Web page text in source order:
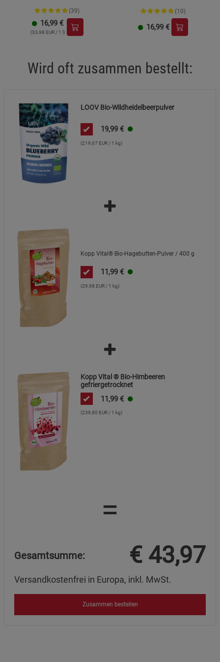
(39)
16,99 €
(33,98 EUR / 1 l)
(10)
16,99 €
Wird oft zusammen bestellt:
LOOV Bio-Wildheidelbeerpulver
19,99 €
(219,67 EUR / 1 kg)
Kopp Vital® Bio-Hagebutten-Pulver / 400 g
11,99 €
(29,98 EUR / 1 kg)
Kopp Vital ® Bio-Himbeeren
gefriergetrocknet
11,99 €
(239,80 EUR / 1 kg)
=
Gesamtsumme: € 43,97
Versandkostenfrei in Europa, inkl. MwSt.
Zusammen bestellen
Datenschutzerklärung Impressum